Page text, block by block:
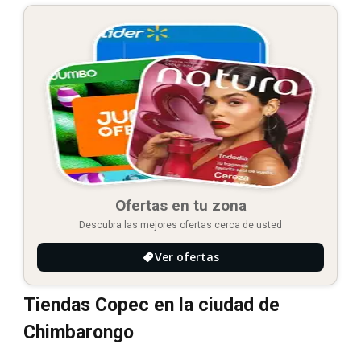
Ofertas en tu zona
Descubra las mejores ofertas cerca de usted
Ver ofertas
Tiendas Copec en la ciudad de
Chimbarongo